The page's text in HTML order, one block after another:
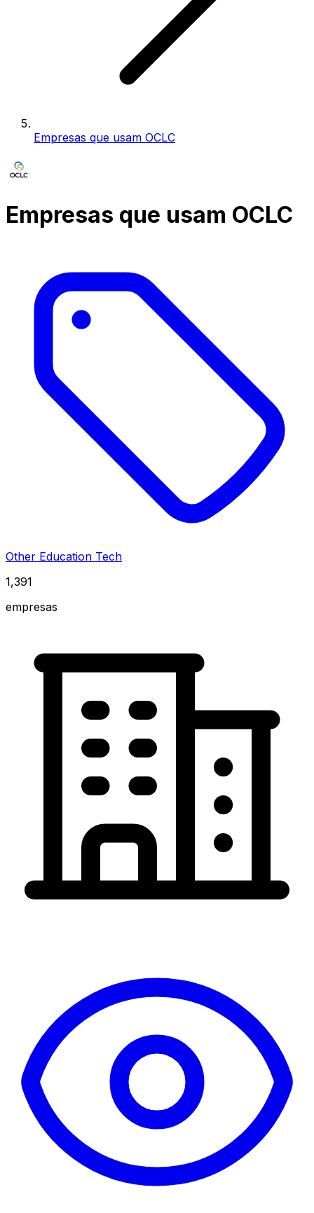
Empresas que usam OCLC
Empresas que usam OCLC
Other Education Tech
1,391
empresas